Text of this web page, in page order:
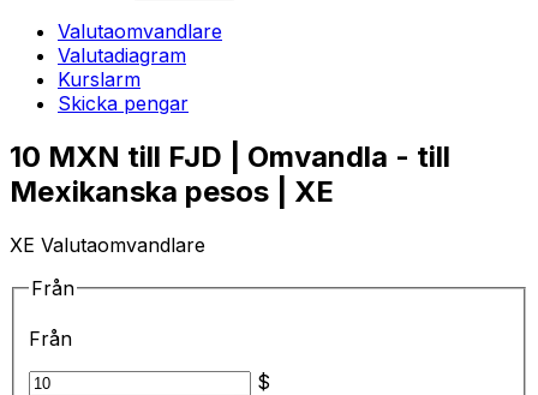
Valutaomvandlare
Valutadiagram
Kurslarm
Skicka pengar
10 MXN till FJD | Omvandla - till
Mexikanska pesos | XE
XE Valutaomvandlare
Från
Från
$